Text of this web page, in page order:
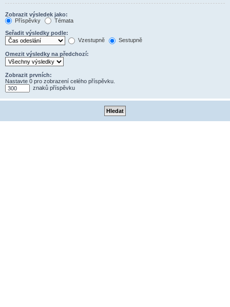
Zobrazit výsledek jako:
Příspěvky
Témata
Seřadit výsledky podle:
Vzestupně
Sestupně
Omezit výsledky na předchozí:
Zobrazit prvních:
Nastavte 0 pro zobrazení celého příspěvku.
znaků příspěvku